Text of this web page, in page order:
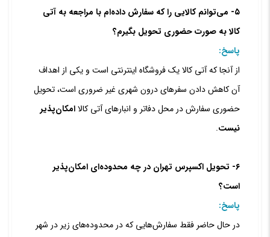
۵- می‏‌توانم کالایی را که سفارش داده‌‏ام با مراجعه به آتی
کالا به صورت حضوری تحویل بگیرم؟
پاسخ:
از آنجا که آتی کالا یک فروشگاه اینترنتی است و یکی از اهداف
آن کاهش دادن سفرهای درون شهری غیر ضروری‏ است، تحویل
حضوری سفارش در محل دفاتر و انبارهای آتی کالاامکان‌پذیر
نیست.
۶- تحویل اکسپرس تهران در چه محدوده‌ای امکان‌پذیر
است؟
پاسخ:
در حال حاضر فقط سفارش‌هایی که در محدوده‌های زیر در شهر